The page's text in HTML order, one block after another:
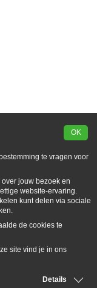
Disclaimer
OK
te vragen voor
jouw bezoek en
website-ervaring.
kunt delen via sociale
de cookies te
site vind je in ons
Details